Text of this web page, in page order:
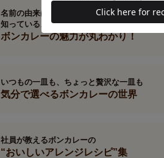
名前の由来は？
知っているようで知らない
ボンカレーの魅力が丸わかり！
いつもの一皿も、ちょっと贅沢な一皿も
気分で選べるボンカレーの世界
社員が教えるボンカレーの
“おいしいアレンジレシピ”集